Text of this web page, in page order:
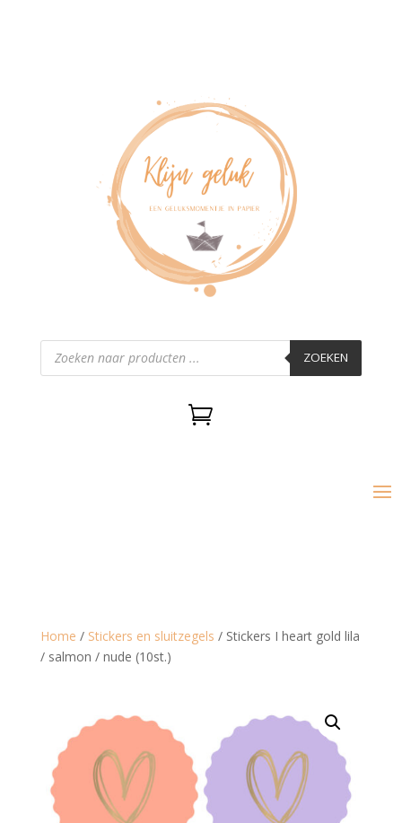
Producten
zoeken ZOEKEN

Home / Stickers en sluitzegels / Stickers I heart gold lila
/ salmon / nude (10st.)